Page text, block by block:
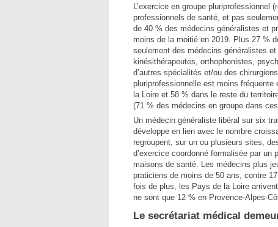
L’exercice en groupe pluriprofessionnel
professionnels de santé, et pas
de 40 % des médecins généralistes et
moins de la moitié en 2019. Plus 27 %
seulement des médecins généralistes
kinésithérapeutes, orthophonistes,
d’autres spécialités et/ou des
pluriprofessionnelle est moins
la Loire et 58 % dans le reste du
(71 % des médecins en groupe dans
Un médecin généraliste libéral sur six
développe en lien avec le nombre
regroupent, sur un ou plusieurs sites,
d’exercice coordonné formalisée par
maisons de santé. Les médecins plus
praticiens de moins de 50 ans, contre
fois de plus, les Pays de la Loire
ne sont que 12 % en Provence-Alpes-
Le secrétariat médical